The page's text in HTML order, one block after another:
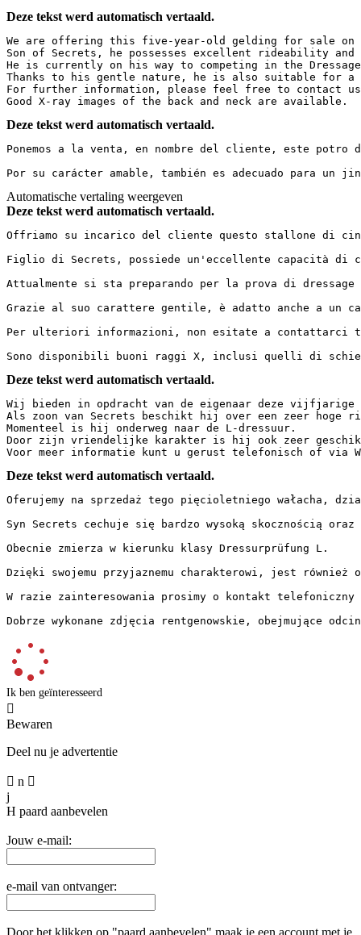
Deze tekst werd automatisch vertaald.
We are offering this five-year-old gelding for sale
Son of Secrets, he possesses excellent rideability
He is currently on his way to competing in the
Thanks to his gentle nature, he is also suitable for
For further information, please feel free to contact us
Good X-ray images of the back and neck are available.
Deze tekst werd automatisch vertaald.
Ponemos a la venta, en nombre del cliente, este potro
Por su carácter amable, también es adecuado para un
Automatische vertaling weergeven
Deze tekst werd automatisch vertaald.
Offriamo su incarico del cliente questo stallone di
Figlio di Secrets, possiede un'eccellente capacità di
Attualmente si sta preparando per la prova di
Grazie al suo carattere gentile, è adatto anche a un
Per ulteriori informazioni, non esitate a contattarci
Sono disponibili buoni raggi X, inclusi quelli di
Deze tekst werd automatisch vertaald.
Wij bieden in opdracht van de eigenaar deze
Als zoon van Secrets beschikt hij over een zeer
Momenteel is hij onderweg naar de L-dressuur.
Door zijn vriendelijke karakter is hij ook zeer
Voor meer informatie kunt u gerust telefonisch of via
Deze tekst werd automatisch vertaald.
Oferujemy na sprzedaż tego pięcioletniego wałacha,
Syn Secrets cechuje się bardzo wysoką skocznością
Obecnie zmierza w kierunku klasy Dressurprüfung L.
Dzięki swojemu przyjaznemu charakterowi, jest również
W razie zainteresowania prosimy o kontakt telefoniczny
Dobrze wykonane zdjęcia rentgenowskie, obejmujące
Ik ben geïnteresseerd

Bewaren
Deel nu je advertentie
 n 
j
H paard aanbevelen
Jouw e-mail:
e-mail van ontvanger:
Door het klikken op "paard aanbevelen" maak je een account met je